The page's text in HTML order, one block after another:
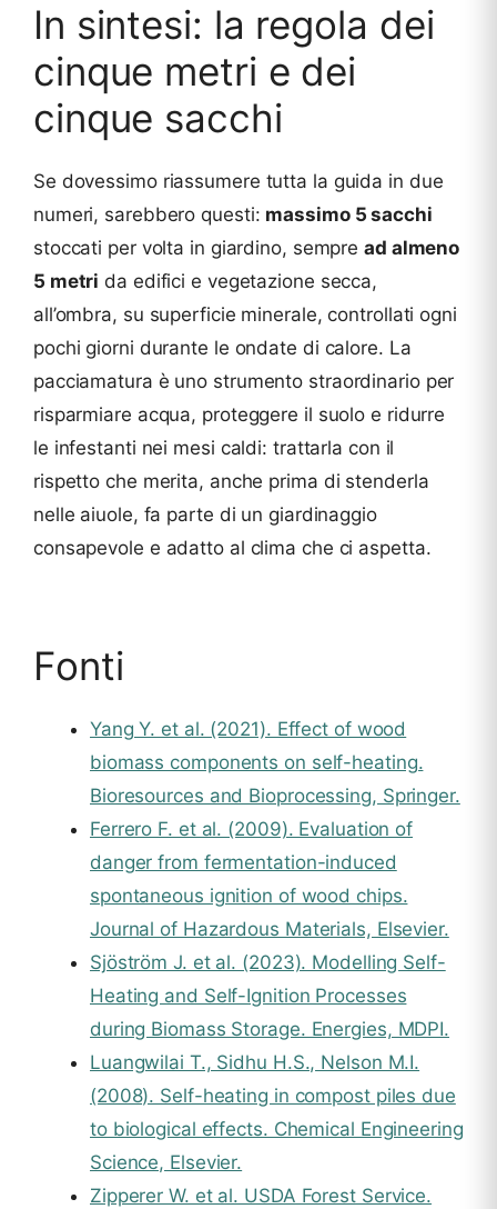
In sintesi: la regola dei
cinque metri e dei
cinque sacchi
Se dovessimo riassumere tutta la guida in due
numeri, sarebbero questi: massimo 5 sacchi
stoccati per volta in giardino, sempread almeno
5 metri da edifici e vegetazione secca,
all’ombra, su superficie minerale, controllati ogni
pochi giorni durante le ondate di calore. La
pacciamatura è uno strumento straordinario per
risparmiare acqua, proteggere il suolo e ridurre
le infestanti nei mesi caldi: trattarla con il
rispetto che merita, anche prima di stenderla
nelle aiuole, fa parte di un giardinaggio
consapevole e adatto al clima che ci aspetta.
Fonti
Yang Y. et al. (2021). Effect of wood
biomass components on self-heating.
Bioresources and Bioprocessing, Springer.
Ferrero F. et al. (2009). Evaluation of
danger from fermentation-induced
spontaneous ignition of wood chips.
Journal of Hazardous Materials, Elsevier.
Sjöström J. et al. (2023). Modelling Self-
Heating and Self-Ignition Processes
during Biomass Storage. Energies, MDPI.
Luangwilai T., Sidhu H.S., Nelson M.I.
(2008). Self-heating in compost piles due
to biological effects. Chemical Engineering
Science, Elsevier.
Zipperer W. et al. USDA Forest Service.